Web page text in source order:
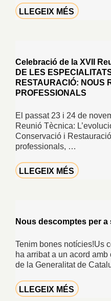
LLEGEIX MÉS
Celebració de la XVII
DE LES
RESTAURACIÓ: NOUS
PROFESSIONALS
El passat 23 i 24 de
Reunió Tècnica:
Conservació i
professionals, …
LLEGEIX MÉS
Nous descomptes per a
Tenim bones notícies!Us
ha arribat a un acord
de la Generalitat de
LLEGEIX MÉS